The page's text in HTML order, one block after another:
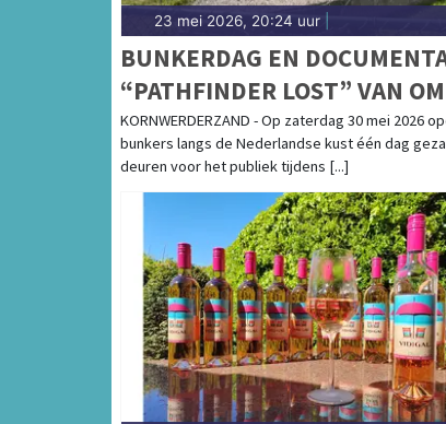
23 mei 2026, 20:24 uur
BUNKERDAG EN
“PATHFINDER LOST” VAN
FRYSLÂN IN HET
KAZEMATTENMUSEUM
KORNWERDERZAND - Op zaterdag 30 mei 2026
bunkers langs de Nederlandse kust één dag
deuren voor het publiek tijdens [...]